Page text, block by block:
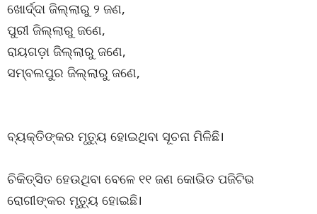
ଖୋର୍ଦ୍ଦା ଜିଲ୍ଲାରୁ ୨ ଜଣ,
ପୁରୀ ଜିଲ୍ଲାରୁ ଜଣେ,
ରାୟଗଡ଼ା ଜିଲ୍ଲାରୁ ଜଣେ,
ସମ୍ବଲପୁର ଜିଲ୍ଲାରୁ ଜଣେ,
ବ୍ୟକ୍ତିଙ୍କର ମୃତ୍ୟୁ ହୋଇଥିବା ସୂଚନା ମିଳିଛି।
ଚିକିତ୍ସିତ ହେଉଥିବା ବେଳେ ୧୧ ଜଣ କୋଭିଡ ପଜିଟିଭ
ରୋଗୀଙ୍କର ମୃତ୍ୟୁ ହୋଇଛି।